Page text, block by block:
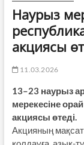
Наурыз
акциясы
11.03.2026
13–23 наурыз
мерекесіне
акциясы өтеді.
Акцияның